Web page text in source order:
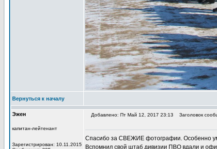
Вернуться к началу
Эжен
капитан-лейтенант
Зарегистрирован: 10.11.2015
Добавлено: Пт Май 12, 2017 23:13 Заголовок
Спасибо за СВЕЖИЕ фотографии. Особенно
Вспомнил свой штаб дивизии ПВО вдали и